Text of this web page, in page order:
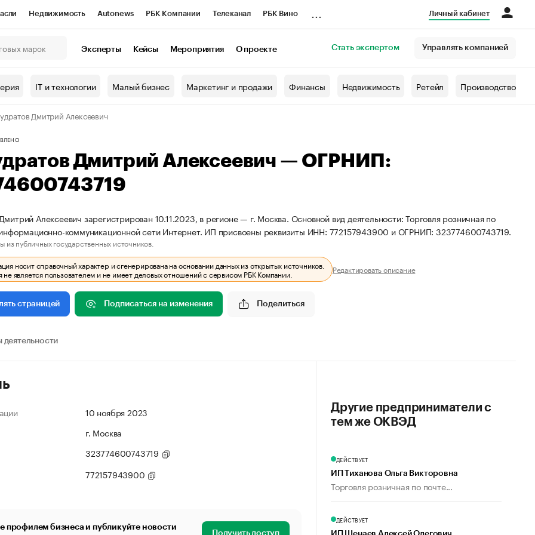
Недвижимость Autonews РБК Компании Телеканал РБК Вино
Проверка контрагентов
Личный кабинет
Эксперты Кейсы Мероприятия О проекте Стать экспертом Управлять компанией
IT и технологии Малый бизнес Маркетинг и продажи Финансы Недвижимость Ретейл Производство
Дмитрий Алексеевич
Дмитрий Алексеевич — ОГРНИП:
Алексеевич зарегистрирован 10.11.2023, в регионе — г. Москва. Основной вид деятельности: Торговля розничная по
коммуникационной сети Интернет. ИП присвоены реквизиты ИНН: 772157943900 и ОГРНИП: 323774600743719.
из публичных государственных источников.
носит справочный характер и сгенерирована на основании данных из открытых источников.
не является пользователем и не имеет деловых отношений с сервисом РБК Компании. Редактировать описание
страницей Подписаться на изменения Поделиться
деятельности
10 ноября 2023
г. Москва
323774600743719
772157943900
профилем бизнеса и публикуйте новости
Получить доступ
Другие предприниматели с
тем же ОКВЭД
ДЕЙСТВУЕТ
ИП Тиханова Ольга Викторовна
Торговля розничная по почте...
ДЕЙСТВУЕТ